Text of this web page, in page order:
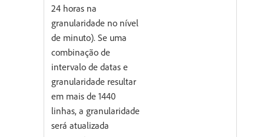
24 horas na
granularidade no nível
de minuto). Se uma
combinação de
intervalo de datas e
granularidade resultar
em mais de 1440
linhas, a granularidade
será atualizada